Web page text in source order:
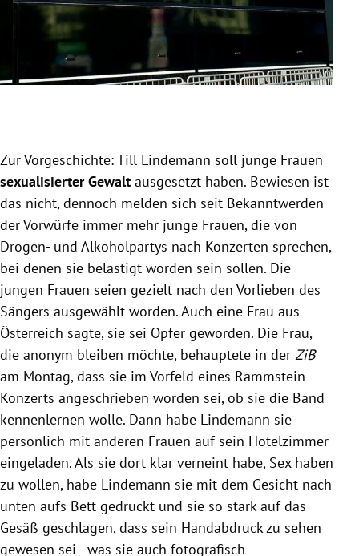
Zur Vorgeschichte: Till Lindemann soll junge Frauen
sexualisierter Gewalt ausgesetzt haben. Bewiesen ist
das nicht, dennoch melden sich seit Bekanntwerden
der Vorwürfe immer mehr junge Frauen, die von
Drogen- und Alkoholpartys nach Konzerten sprechen,
bei denen sie belästigt worden sein sollen. Die
jungen Frauen seien gezielt nach den Vorlieben des
Sängers ausgewählt worden. Auch eine Frau aus
Österreich sagte, sie sei Opfer geworden. Die Frau,
die anonym bleiben möchte, behauptete in der ZiB
am Montag, dass sie im Vorfeld eines Rammstein-
Konzerts angeschrieben worden sei, ob sie die Band
kennenlernen wolle. Dann habe Lindemann sie
persönlich mit anderen Frauen auf sein Hotelzimmer
eingeladen. Als sie dort klar verneint habe, Sex haben
zu wollen, habe Lindemann sie mit dem Gesicht nach
unten aufs Bett gedrückt und sie so stark auf das
Gesäß geschlagen, dass sein Handabdruck zu sehen
gewesen sei - was sie auch fotografisch